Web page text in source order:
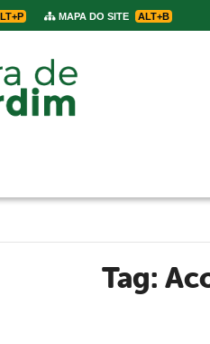
MAPA DO SITE ALT+B
Tag: